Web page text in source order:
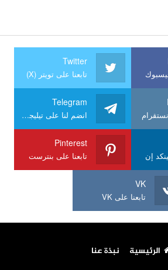
Twitter
تابعنا على تويتر (X)
Telegram
انضم لنا على تيليجرام
إن
Pinterest
تابعنا على بنترست
VK
تابعنا على VK
الرئيسية نبذة عنا